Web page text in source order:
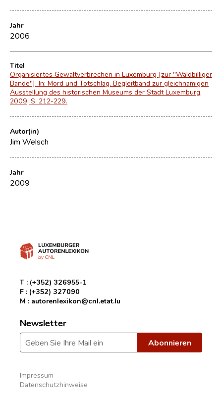
Jahr
2006
Titel
Organisiertes Gewaltverbrechen in Luxemburg [zur "Waldbilliger
Bande"]. In: Mord und Totschlag. Begleitband zur gleichnamigen
Ausstellung des historischen Museums der Stadt Luxemburg,
2009, S. 212-229.
Autor(in)
Jim Welsch
Jahr
2009
T : (+352) 326955-1
F : (+352) 327090
M : autorenlexikon@cnl.etat.lu
Newsletter
Impressum
Datenschutzhinweise